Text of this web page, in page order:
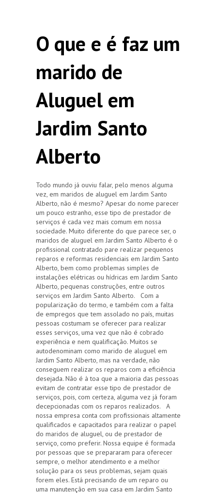
O que e é faz um
marido de
Aluguel em
Jardim Santo
Alberto
Todo mundo já ouviu falar, pelo menos alguma
vez, em maridos de aluguel em Jardim Santo
Alberto, não é mesmo? Apesar do nome parecer
um pouco estranho, esse tipo de prestador de
serviços é cada vez mais comum em nossa
sociedade. Muito diferente do que parece ser, o
maridos de aluguel em Jardim Santo Alberto é o
profissional contratado pare realizar pequenos
reparos e reformas residenciais em Jardim Santo
Alberto, bem como problemas simples de
instalações elétricas ou hídricas em Jardim Santo
Alberto, pequenas construções, entre outros
serviços em Jardim Santo Alberto. Com a
popularização do termo, e também com a falta
de empregos que tem assolado no país, muitas
pessoas costumam se oferecer para realizar
esses serviços, uma vez que não é cobrado
experiência e nem qualificação. Muitos se
autodenominam como marido de aluguel em
Jardim Santo Alberto, mas na verdade, não
conseguem realizar os reparos com a eficiência
desejada. Não é à toa que a maioria das pessoas
evitam de contratar esse tipo de prestador de
serviços, pois, com certeza, alguma vez já foram
decepcionadas com os reparos realizados. A
nossa empresa conta com profissionais altamente
qualificados e capacitados para realizar o papel
do maridos de aluguel, ou de prestador de
serviço, como preferir. Nossa equipe é formada
por pessoas que se prepararam para oferecer
sempre, o melhor atendimento e a melhor
solução para os seus problemas, sejam quais
forem eles. Está precisando de um reparo ou
uma manutenção em sua casa em Jardim Santo